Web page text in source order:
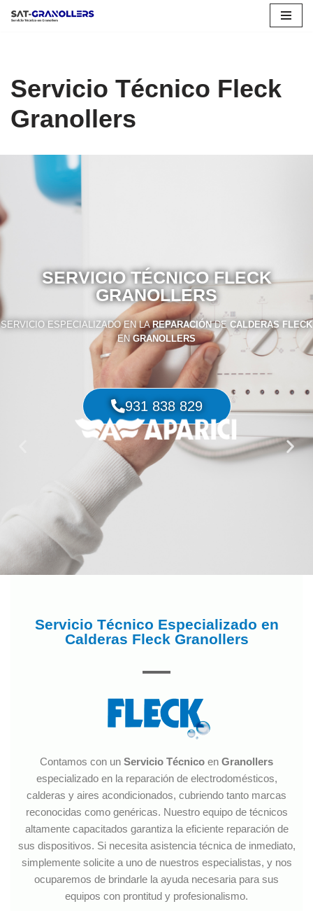
Servicio Técnico Fleck
Granollers
SERVICIO TÉCNICO FLECK
GRANOLLERS
SERVICIO ESPECIALIZADO EN LAREPARACIÓNDE CALDERAS FLECK
ENGRANOLLERS
931 838 829
Servicio Técnico Especializado en
Calderas Fleck Granollers
Contamos con un Servicio Técnico en Granollers
especializado en la reparación de electrodomésticos,
calderas y aires acondicionados, cubriendo tanto marcas
reconocidas como genéricas. Nuestro equipo de técnicos
altamente capacitados garantiza la eficiente reparación de
sus dispositivos. Si necesita asistencia técnica de inmediato,
simplemente solicite a uno de nuestros especialistas, y nos
ocuparemos de brindarle la ayuda necesaria para sus
equipos con prontitud y profesionalismo.